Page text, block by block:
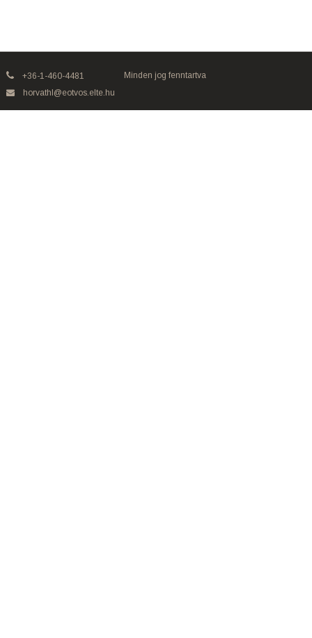
+36-1-460-4481
horvathl@eotvos.elte.hu
Minden jog fenntartva